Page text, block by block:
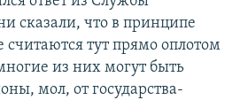
сказали, что в принципе
считаются тут прямо оплотом
из них могут быть
мол, от государства-